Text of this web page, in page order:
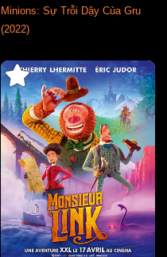
Minions: Sự Trỗi Dậy Của Gru
(2022)